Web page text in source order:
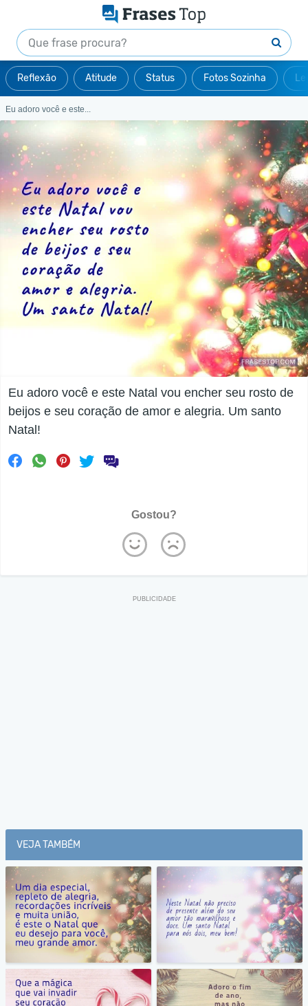
Reflexão Atitude Status Fotos Sozinha
Eu adoro você e este...
Eu adoro você e este Natal vou encher seu rosto de
beijos e seu coração de amor e alegria. Um santo
Natal!
Gostou?
VEJA TAMBÉM